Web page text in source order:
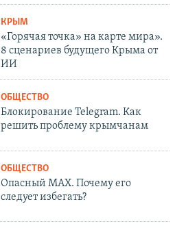
КРЫМ
«Горячая точка» на карте мира».
8 сценариев будущего Крыма от
ИИ
ОБЩЕСТВО
Блокирование Telegram. Как
решить проблему крымчанам
ОБЩЕСТВО
Опасный MAX. Почему его
следует избегать?